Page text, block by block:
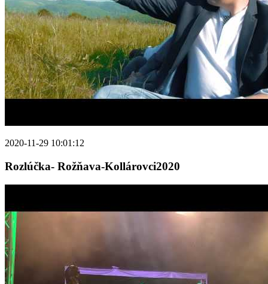
2020-11-29 10:01:12
Rozlúčka- Rožňava-Kollárovci2020